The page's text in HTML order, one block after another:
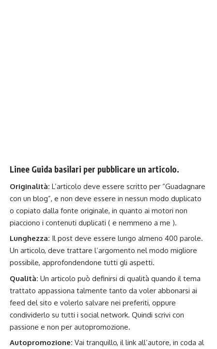
Linee Guida basilari per pubblicare un articolo.
Originalità: L’articolo deve essere scritto per “Guadagnare
con un blog”, e non deve essere in nessun modo duplicato
o copiato dalla fonte originale, in quanto ai motori non
piacciono i contenuti duplicati ( e nemmeno a me ).
Lunghezza: Il post deve essere lungo almeno 400 parole.
Un articolo, deve trattare l’argomento nel modo migliore
possibile, approfondendone tutti gli aspetti.
Qualità: Un articolo può definirsi di qualità quando il tema
trattato appassiona talmente tanto da voler abbonarsi ai
feed del sito e volerlo salvare nei preferiti, oppure
condividerlo su tutti i social network. Quindi scrivi con
passione e non per autopromozione.
Autopromozione: Vai tranquillo, il link all’autore, in coda al